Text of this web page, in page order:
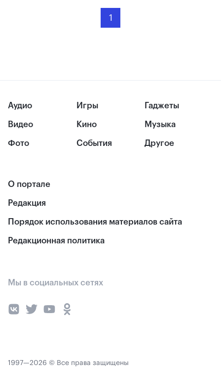
1
Аудио
Видео
Фото
Игры
Кино
События
Гаджеты
Музыка
Другое
О портале
Редакция
Порядок использования материалов сайта
Редакционная политика
Мы в социальных сетях
1997—2026 © Все права защищены